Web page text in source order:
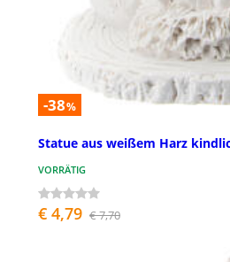
-38%
Statue aus weißem Harz
VORRÄTIG
€ 4,79 € 7,70